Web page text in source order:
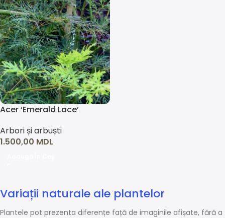
Acer ‘Emerald Lace’
Arbori și arbuști
1.500,00 MDL
Variații naturale ale plantelor
Plantele pot prezenta diferențe față de imaginile afișate, fără a